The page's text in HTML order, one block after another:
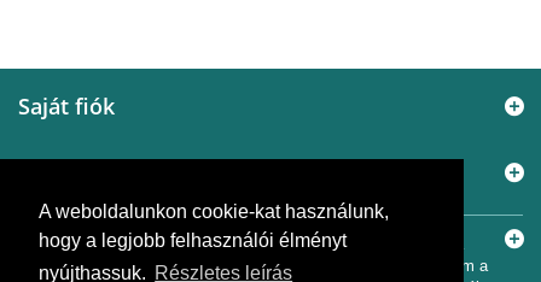
A weboldalunkon cookie-kat használunk,
hogy a legjobb felhasználói élményt
nyújthassuk. Részletes leírás
Saját fiók
© 2005 - 2026Murányi Épületgépészet Kft.A SiemensBolt.hu a
Murányi Épületgépészet Kft. független webáruháza. Az oldal nem a
Elérhetőségek